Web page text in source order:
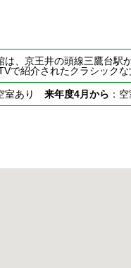
は、京王井の頭線三鷹台駅
で紹介されたクラシック
室あり 来年度4月から ：